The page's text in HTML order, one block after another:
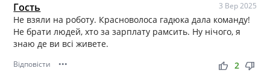
Гость 3 Вер 2025
Не взяли на роботу. Красноволоса гадюка дала команду!
Не брати людей, хто за зарплату рамсить. Ну нічого, я
знаю де ви всі живете.
Відповісти ••• thumb_up thumb_down
2